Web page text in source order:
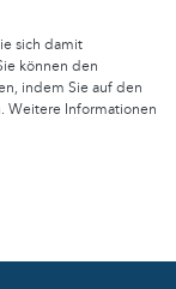
sich damit
können den
indem Sie auf den
Weitere Informationen